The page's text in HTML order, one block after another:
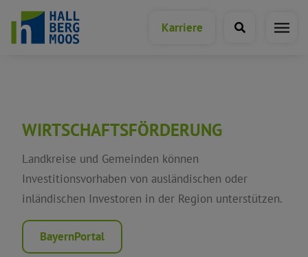
Karriere
Abfall & Entsorgung
Archiv
Ausweise, Genehmigungen &
Dokumente
WIRTSCHAFTSFÖRDERUNG
Landkreise und Gemeinden können
Investitionsvorhaben von ausländischen oder
inländischen Investoren in der Region unterstützen.
BayernPortal